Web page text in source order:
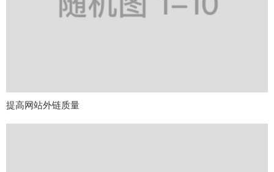
提高网站外链质量